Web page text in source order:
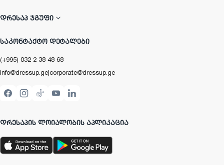
ᲓᲠᲔᲡᲐᲞ ᲯᲒᲣᲤᲘ
ᲡᲐᲙᲝᲜᲢᲐᲥᲢᲝ ᲓᲔᲢᲐᲚᲔᲑᲘ
(+995) 032 2 38 48 68
info@dressup.ge|corporate@dressup.ge
ᲓᲠᲔᲡᲐᲞᲘᲡ ᲚᲝᲘᲐᲚᲝᲑᲘᲡ ᲐᲞᲚᲘᲙᲐᲪᲘᲐ